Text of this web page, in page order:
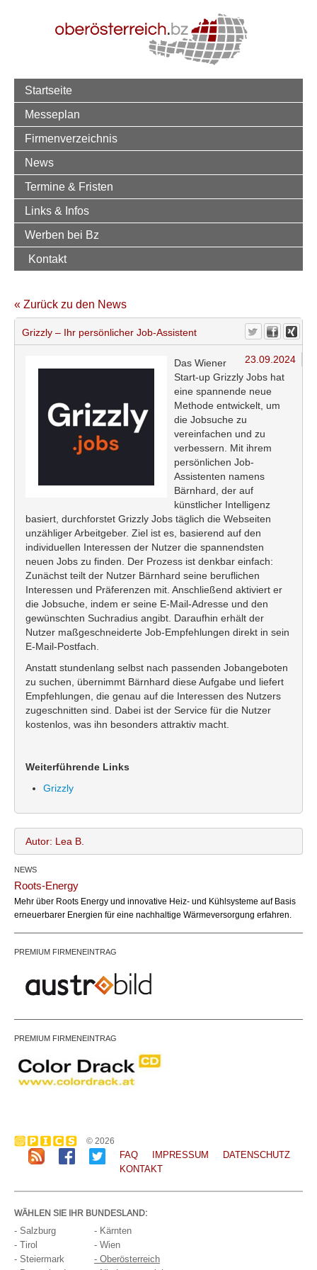
Startseite
Messeplan
Firmenverzeichnis
News
Termine & Fristen
Links & Infos
Werben bei Bz
Kontakt
« Zurück zu den News
Grizzly – Ihr persönlicher Job-Assistent
23.09.2024
Das Wiener
Start-up Grizzly Jobs hat
eine spannende neue
Methode entwickelt, um
die Jobsuche zu
vereinfachen und zu
verbessern. Mit ihrem
persönlichen Job-
Assistenten namens
Bärnhard, der auf
künstlicher Intelligenz
basiert, durchforstet Grizzly Jobs täglich die Webseiten
unzähliger Arbeitgeber. Ziel ist es, basierend auf den
individuellen Interessen der Nutzer die spannendsten
neuen Jobs zu finden. Der Prozess ist denkbar einfach:
Zunächst teilt der Nutzer Bärnhard seine beruflichen
Interessen und Präferenzen mit. Anschließend aktiviert er
die Jobsuche, indem er seine E-Mail-Adresse und den
gewünschten Suchradius angibt. Daraufhin erhält der
Nutzer maßgeschneiderte Job-Empfehlungen direkt in sein
E-Mail-Postfach.
Anstatt stundenlang selbst nach passenden Jobangeboten
zu suchen, übernimmt Bärnhard diese Aufgabe und liefert
Empfehlungen, die genau auf die Interessen des Nutzers
zugeschnitten sind. Dabei ist der Service für die Nutzer
kostenlos, was ihn besonders attraktiv macht.
Weiterführende Links
Grizzly
Autor: Lea B.
NEWS
Roots-Energy
Mehr über Roots Energy und innovative Heiz- und Kühlsysteme auf Basis
erneuerbarer Energien für eine nachhaltige Wärmeversorgung erfahren.
PREMIUM FIRMENEINTRAG
PREMIUM FIRMENEINTRAG
© 2026
FAQ IMPRESSUM
DATENSCHUTZ
KONTAKT
WÄHLEN SIE IHR BUNDESLAND:
- Salzburg
- Tirol
- Steiermark
- Kärnten
- Wien
- Oberösterreich